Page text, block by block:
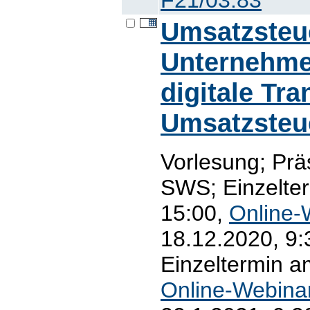
digitale
Vorlesung;
SWS;
15:00, Online-
18.12.2020,
Einzeltermin
Online-